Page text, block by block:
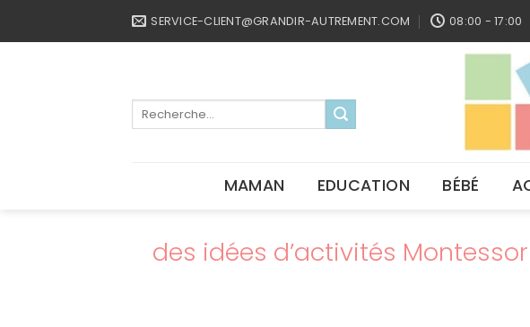
SERVICE-CLIENT@GRANDIR-AUTREMENT.COM 08:00 - 17:00
Recherche
MAMAN EDUCATION BÉBÉ
des idées d’activités